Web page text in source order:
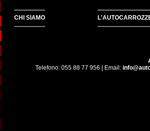
CHI SIAMO
Telefono: 055 88 77 956 | Email: